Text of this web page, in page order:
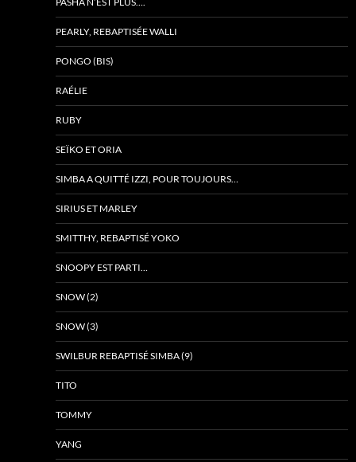
PEARLY, REBAPTISÉE WALLI
PONGO (BIS)
RAÉLIE
RUBY
SEÏKO ET ORIA
SIMBA A QUITTÉ IZZI, POUR TOUJOURS…
SIRIUS ET MARLEY
SMITTHY, REBAPTISÉ YOKO
SNOOPY EST PARTI…
SNOW (2)
SNOW (3)
SWILBUR REBAPTISÉ SIMBA (9)
TITO
TOMMY
YANG